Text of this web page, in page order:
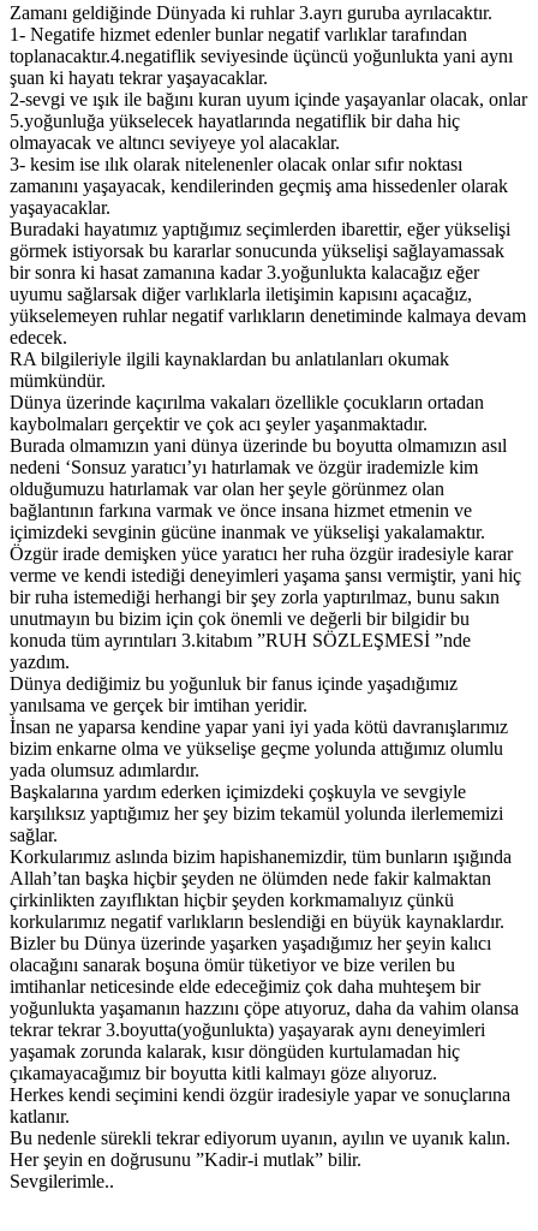
Zamanı geldiğinde Dünyada ki ruhlar 3.ayrı guruba ayrılacaktır.
1- Negatife hizmet edenler bunlar negatif varlıklar tarafından
toplanacaktır.4.negatiflik seviyesinde üçüncü yoğunlukta yani aynı
şuan ki hayatı tekrar yaşayacaklar.
2-sevgi ve ışık ile bağını kuran uyum içinde yaşayanlar olacak, onlar
5.yoğunluğa yükselecek hayatlarında negatiflik bir daha hiç
olmayacak ve altıncı seviyeye yol alacaklar.
3- kesim ise ılık olarak nitelenenler olacak onlar sıfır noktası
zamanını yaşayacak, kendilerinden geçmiş ama hissedenler olarak
yaşayacaklar.
Buradaki hayatımız yaptığımız seçimlerden ibarettir, eğer yükselişi
görmek istiyorsak bu kararlar sonucunda yükselişi sağlayamassak
bir sonra ki hasat zamanına kadar 3.yoğunlukta kalacağız eğer
uyumu sağlarsak diğer varlıklarla iletişimin kapısını açacağız,
yükselemeyen ruhlar negatif varlıkların denetiminde kalmaya devam
edecek.
RA bilgileriyle ilgili kaynaklardan bu anlatılanları okumak
mümkündür.
Dünya üzerinde kaçırılma vakaları özellikle çocukların ortadan
kaybolmaları gerçektir ve çok acı şeyler yaşanmaktadır.
Burada olmamızın yani dünya üzerinde bu boyutta olmamızın asıl
nedeni ‘Sonsuz yaratıcı’yı hatırlamak ve özgür irademizle kim
olduğumuzu hatırlamak var olan her şeyle görünmez olan
bağlantının farkına varmak ve önce insana hizmet etmenin ve
içimizdeki sevginin gücüne inanmak ve yükselişi yakalamaktır.
Özgür irade demişken yüce yaratıcı her ruha özgür iradesiyle karar
verme ve kendi istediği deneyimleri yaşama şansı vermiştir, yani hiç
bir ruha istemediği herhangi bir şey zorla yaptırılmaz, bunu sakın
unutmayın bu bizim için çok önemli ve değerli bir bilgidir bu
konuda tüm ayrıntıları 3.kitabım ”RUH SÖZLEŞMESİ ”nde
yazdım.
Dünya dediğimiz bu yoğunluk bir fanus içinde yaşadığımız
yanılsama ve gerçek bir imtihan yeridir.
İnsan ne yaparsa kendine yapar yani iyi yada kötü davranışlarımız
bizim enkarne olma ve yükselişe geçme yolunda attığımız olumlu
yada olumsuz adımlardır.
Başkalarına yardım ederken içimizdeki çoşkuyla ve sevgiyle
karşılıksız yaptığımız her şey bizim tekamül yolunda ilerlememizi
sağlar.
Korkularımız aslında bizim hapishanemizdir, tüm bunların ışığında
Allah’tan başka hiçbir şeyden ne ölümden nede fakir kalmaktan
çirkinlikten zayıflıktan hiçbir şeyden korkmamalıyız çünkü
korkularımız negatif varlıkların beslendiği en büyük kaynaklardır.
Bizler bu Dünya üzerinde yaşarken yaşadığımız her şeyin kalıcı
olacağını sanarak boşuna ömür tüketiyor ve bize verilen bu
imtihanlar neticesinde elde edeceğimiz çok daha muhteşem bir
yoğunlukta yaşamanın hazzını çöpe atıyoruz, daha da vahim olansa
tekrar tekrar 3.boyutta(yoğunlukta) yaşayarak aynı deneyimleri
yaşamak zorunda kalarak, kısır döngüden kurtulamadan hiç
çıkamayacağımız bir boyutta kitli kalmayı göze alıyoruz.
Herkes kendi seçimini kendi özgür iradesiyle yapar ve sonuçlarına
katlanır.
Bu nedenle sürekli tekrar ediyorum uyanın, ayılın ve uyanık kalın.
Her şeyin en doğrusunu ”Kadir-i mutlak” bilir.
Sevgilerimle..